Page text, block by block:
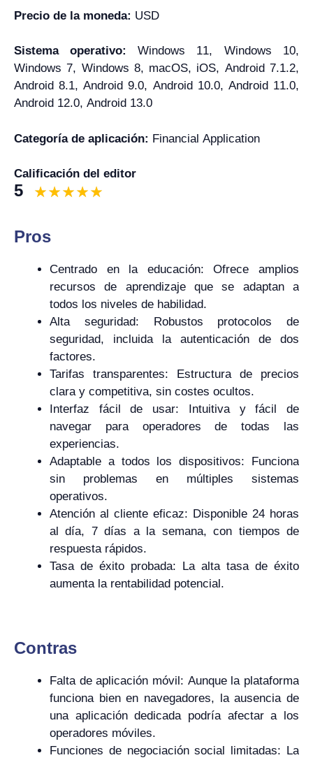
Precio de la moneda: USD
Sistema operativo: Windows 11, Windows 10,
Windows 7, Windows 8, macOS, iOS, Android 7.1.2,
Android 8.1, Android 9.0, Android 10.0, Android 11.0,
Android 12.0, Android 13.0
Categoría de aplicación: Financial Application
Calificación del editor
5
Pros
Centrado en la educación: Ofrece amplios
recursos de aprendizaje que se adaptan a
todos los niveles de habilidad.
Alta seguridad: Robustos protocolos de
seguridad, incluida la autenticación de dos
factores.
Tarifas transparentes: Estructura de precios
clara y competitiva, sin costes ocultos.
Interfaz fácil de usar: Intuitiva y fácil de
navegar para operadores de todas las
experiencias.
Adaptable a todos los dispositivos: Funciona
sin problemas en múltiples sistemas
operativos.
Atención al cliente eficaz: Disponible 24 horas
al día, 7 días a la semana, con tiempos de
respuesta rápidos.
Tasa de éxito probada: La alta tasa de éxito
aumenta la rentabilidad potencial.
Contras
Falta de aplicación móvil: Aunque la plataforma
funciona bien en navegadores, la ausencia de
una aplicación dedicada podría afectar a los
operadores móviles.
Funciones de negociación social limitadas: La